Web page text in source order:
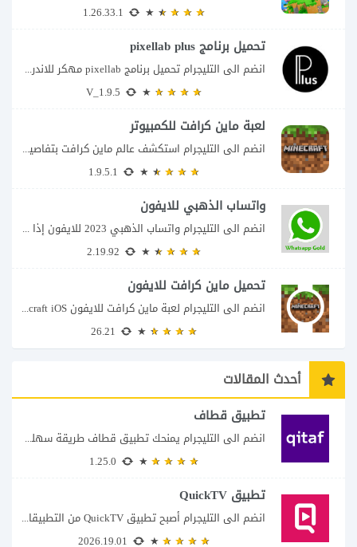
تحميل برنامج pixellab plus
انضم الى التليجرام تحميل برنامج pixellab مهكر للاندرويد يعتبر تطبيق بيكسلاب من اشهر تطبيقات...
لعبة ماين كرافت للكمبيوتر
انضم الى التليجرام استكشف عالم ماين كرافت بتفاصيل مذهلة 🌟 هل أنت مستعد لمغامرة...
واتساب الذهبي للايفون
انضم الى التليجرام واتساب الذهبي 2023 للايفون إذا كنت تبحث عن واتساب الذهبي للايفون...
تحميل ماين كرافت للايفون
انضم الى التليجرام لعبة ماين كرافت للايفون Minecraft iOS تُعد لعبة Minecraft واحدة من...
أحدث المقالات
تطبيق قطاف
انضم الى التليجرام يمنحك تطبيق قطاف طريقة سهلة لمتابعة نقاط المكافآت والاستفادة منها في...
تطبيق QuickTV
انضم الى التليجرام أصبح تطبيق QuickTV من التطبيقات التي تستهدف محبي المسلسلات السريعة، إذ...